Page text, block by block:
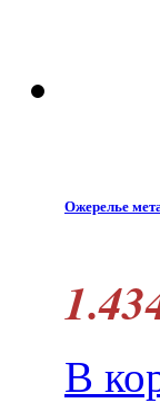
Ожерелье
В